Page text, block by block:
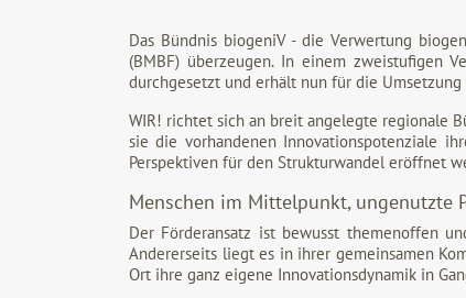
Das Bündnis biogeniV - die Verwertung
(BMBF) überzeugen. In einem zweistufigen
durchgesetzt und erhält nun für die
WIR! richtet sich an breit angelegte regionale
sie die vorhandenen Innovationspotenziale
Perspektiven für den Strukturwandel eröffnet
Menschen im Mittelpunkt, ungenutzte
Der Förderansatz ist bewusst themenoffen
Andererseits liegt es in ihrer gemeinsamen
Ort ihre ganz eigene Innovationsdynamik in